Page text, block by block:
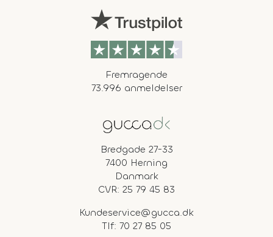
Fremragende
73.996 anmeldelser
Bredgade 27-33
7400 Herning
Danmark
CVR: 25 79 45 83
Kundeservice@gucca.dk
Tlf: 70 27 85 05